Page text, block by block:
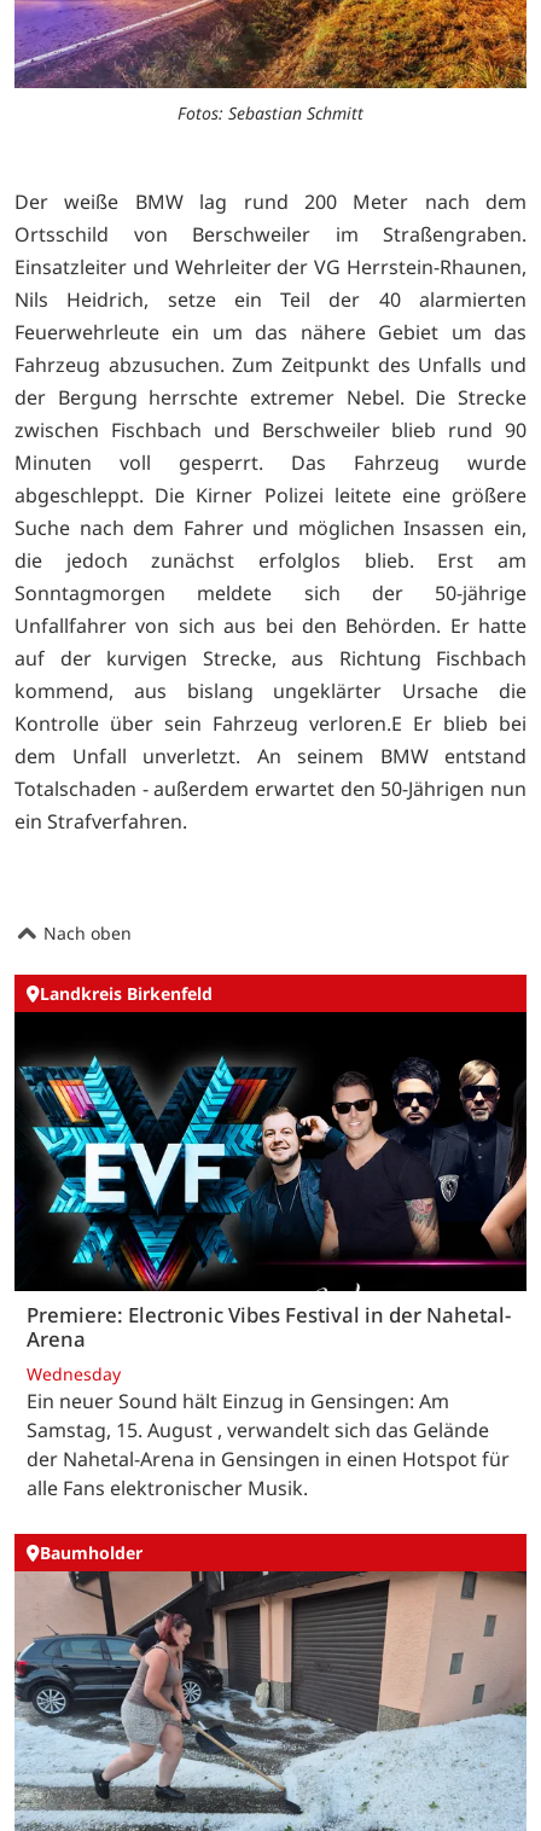
Fotos: Sebastian Schmitt
Der weiße BMW lag rund 200 Meter nach dem
Ortsschild von Berschweiler im Straßengraben.
Einsatzleiter und Wehrleiter der VG Herrstein-Rhaunen,
Nils Heidrich, setze ein Teil der 40 alarmierten
Feuerwehrleute ein um das nähere Gebiet um das
Fahrzeug abzusuchen. Zum Zeitpunkt des Unfalls und
der Bergung herrschte extremer Nebel. Die Strecke
zwischen Fischbach und Berschweiler blieb rund 90
Minuten voll gesperrt. Das Fahrzeug wurde
abgeschleppt. Die Kirner Polizei leitete eine größere
Suche nach dem Fahrer und möglichen Insassen ein,
die jedoch zunächst erfolglos blieb. Erst am
Sonntagmorgen meldete sich der 50-jährige
Unfallfahrer von sich aus bei den Behörden. Er hatte
auf der kurvigen Strecke, aus Richtung Fischbach
kommend, aus bislang ungeklärter Ursache die
Kontrolle über sein Fahrzeug verloren.E Er blieb bei
dem Unfall unverletzt. An seinem BMW entstand
Totalschaden - außerdem erwartet den 50-Jährigen nun
ein Strafverfahren.
Nach oben
Landkreis Birkenfeld
Premiere: Electronic Vibes Festival in der Nahetal-
Arena
Wednesday
Ein neuer Sound hält Einzug in Gensingen: Am
Samstag, 15. August , verwandelt sich das Gelände
der Nahetal-Arena in Gensingen in einen Hotspot für
alle Fans elektronischer Musik.
Baumholder